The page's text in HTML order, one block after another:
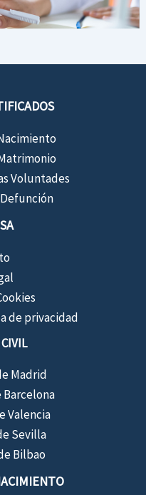
Voluntades
de privacidad
Madrid
Barcelona
Valencia
Sevilla
Bilbao